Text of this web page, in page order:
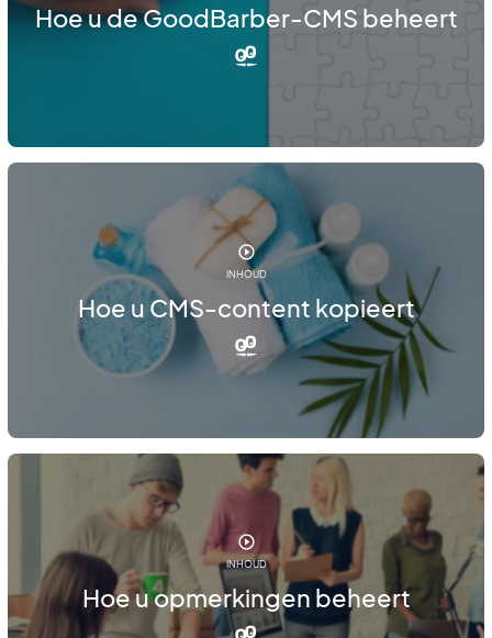
Hoe u de GoodBarber-CMS beheert
INHOUD
Hoe u CMS-content kopieert
INHOUD
Hoe u opmerkingen beheert